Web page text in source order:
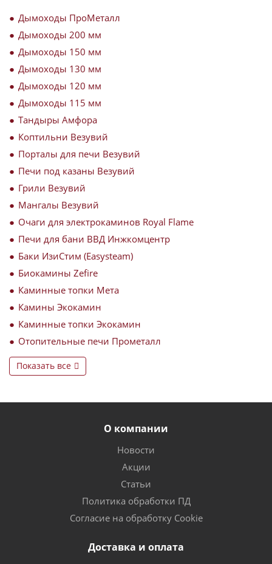
Дымоходы ПроМеталл
Дымоходы 200 мм
Дымоходы 150 мм
Дымоходы 130 мм
Дымоходы 120 мм
Дымоходы 115 мм
Тандыры Амфора
Коптильни Везувий
Порталы для печи Везувий
Печи под казаны Везувий
Грили Везувий
Мангалы Везувий
Очаги для электрокаминов Royal Flame
Печи для бани ВВД Инжкомцентр
Баки ИзиСтим (Easysteam)
Биокамины Zefire
Каминные топки Мета
Камины Экокамин
Каминные топки Экокамин
Отопительные печи Прометалл
Показать все
О компании
Новости
Акции
Статьи
Политика обработки ПД
Согласие на обработку Cookie
Доставка и оплата